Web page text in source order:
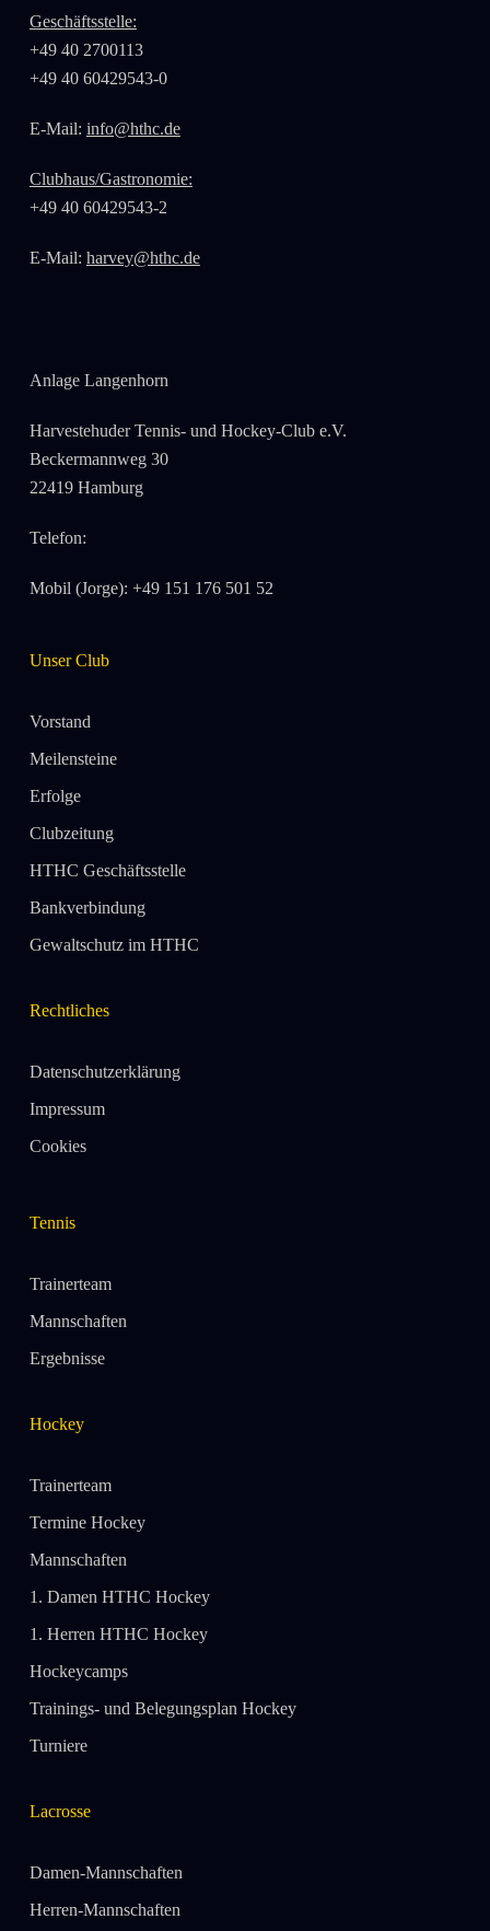
Geschäftsstelle:
+49 40 2700113
+49 40 60429543-0
E-Mail: info@hthc.de
Clubhaus/Gastronomie:
+49 40 60429543-2
E-Mail: harvey@hthc.de
Anlage Langenhorn
Harvestehuder Tennis- und Hockey-Club e.V.
Beckermannweg 30
22419 Hamburg
Telefon:
Mobil (Jorge): +49 151 176 501 52
Unser Club
Vorstand
Meilensteine
Erfolge
Clubzeitung
HTHC Geschäftsstelle
Bankverbindung
Gewaltschutz im HTHC
Rechtliches
Datenschutzerklärung
Impressum
Cookies
Tennis
Trainerteam
Mannschaften
Ergebnisse
Hockey
Trainerteam
Termine Hockey
Mannschaften
1. Damen HTHC Hockey
1. Herren HTHC Hockey
Hockeycamps
Trainings- und Belegungsplan Hockey
Turniere
Lacrosse
Damen-Mannschaften
Herren-Mannschaften